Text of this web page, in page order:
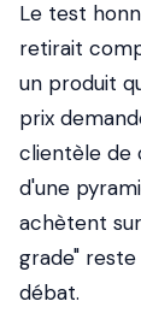
Le test
retirait
un produit
prix
clientèle de
d'une
achètent
grade"
débat.